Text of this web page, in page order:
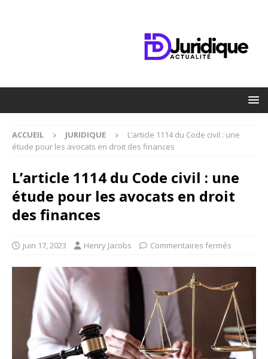
ACCUEIL JURIDIQUE
L’article 1114 du Code civil : une
étude pour les avocats en droit des finances
L’article 1114 du Code civil : une
étude pour les avocats en droit
des finances
juin 17, 2023 Henry Jacobs Commentaires fermés